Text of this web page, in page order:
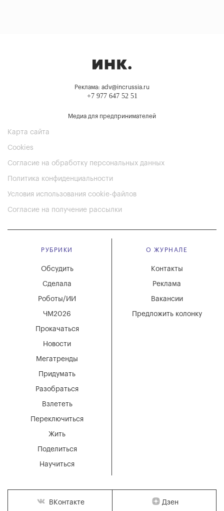
Реклама: adv@incrussia.ru
+7 977 647 52 51
Медиа для предпринимателей
Карта сайта
Cookies
Согласие на обработку персональных данных
Политика конфиденциальности
Условия использования cookie-файлов
Согласие на получение рассылки
РУБРИКИ
Мегатренды
Придумать
Разобраться
Взлететь
Новости
Переключиться
Жить
Поделиться
Научиться
Обсудить
Сделала
Роботы/ИИ
ЧМ2026
Прокачаться
О ЖУРНАЛЕ
Вакансии
Реклама
Контакты
Предложить колонку
ВКонтакте Дзен